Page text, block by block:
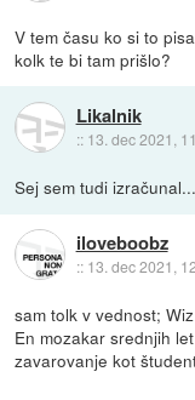
V tem času ko si to
kolk te bi tam prišlo?
Likalnik
:: 13. dec 2021,
Sej sem tudi
iloveboobz
:: 13. dec 2021,
sam tolk v vednost;
En mozakar srednjih
zavarovanje kot